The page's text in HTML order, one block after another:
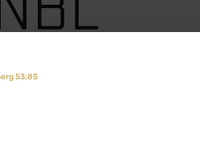
53:85